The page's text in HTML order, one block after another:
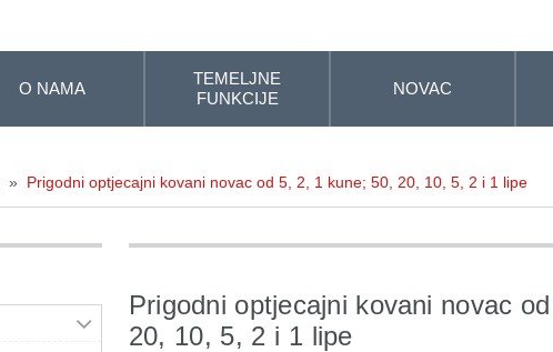
O NAMA
TEMELJNE
FUNKCIJE
NOVAC
» Prigodni optjecajni kovani novac od 5, 2, 1 kune; 50, 20, 10, 5, 2 i 1 lipe
Prigodni optjecajni kovani novac
20, 10, 5, 2 i 1 lipe